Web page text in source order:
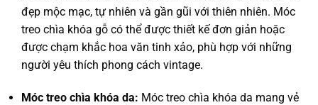
đẹp mộc mạc, tự nhiên và gần gũi với thiên nhiên. Móc
treo chìa khóa gỗ có thể được thiết kế đơn giản hoặc
được chạm khắc hoa văn tinh xảo, phù hợp với những
người yêu thích phong cách vintage.
Móc treo chìa khóa da: Móc treo chìa khóa da mang vẻ